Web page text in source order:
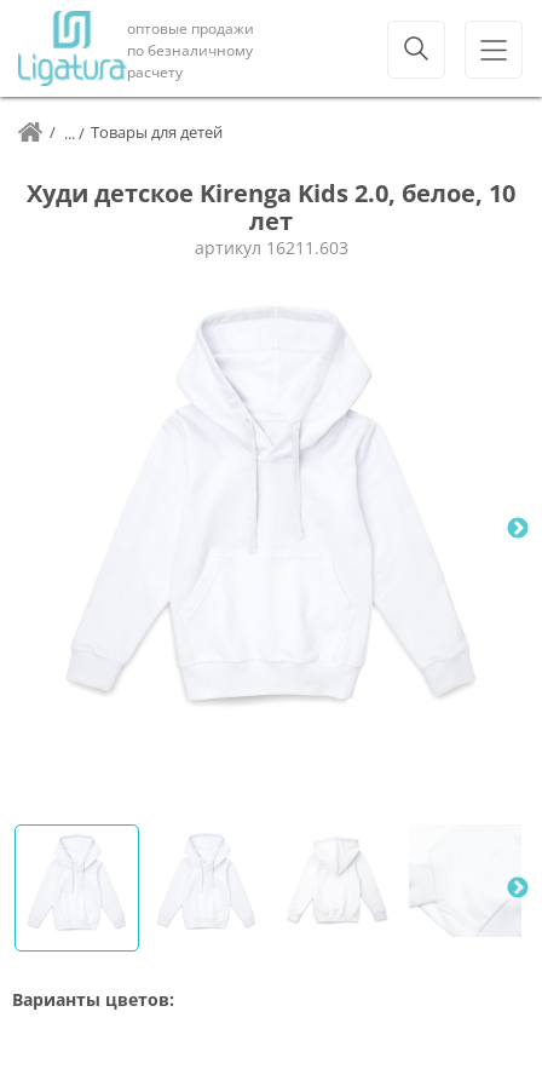
оптовые продажи
по безналичному
расчету
Товары для детей
Худи детское Kirenga Kids 2.0, белое, 10
лет
артикул 16211.603
Варианты цветов: